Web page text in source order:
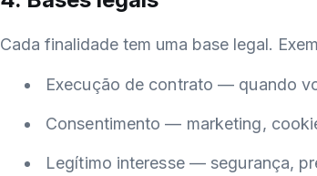
Cada finalidade tem uma base legal.
Execução de contrato — quando
Consentimento — marketing,
Legítimo interesse — segurança,